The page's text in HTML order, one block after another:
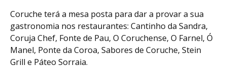
Coruche terá a mesa posta para dar a provar a sua
gastronomia nos restaurantes: Cantinho da Sandra,
Coruja Chef, Fonte de Pau, O Coruchense, O Farnel, Ó
Manel, Ponte da Coroa, Sabores de Coruche, Stein
Grill e Páteo Sorraia.